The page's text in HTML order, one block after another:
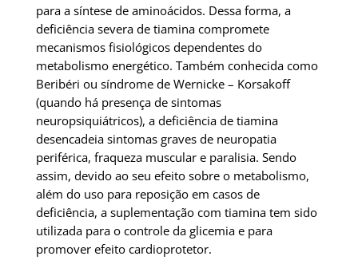
para a síntese de aminoácidos. Dessa forma, a
deficiência severa de tiamina compromete
mecanismos fisiológicos dependentes do
metabolismo energético. Também conhecida como
Beribéri ou síndrome de Wernicke – Korsakoff
(quando há presença de sintomas
neuropsiquiátricos), a deficiência de tiamina
desencadeia sintomas graves de neuropatia
periférica, fraqueza muscular e paralisia. Sendo
assim, devido ao seu efeito sobre o metabolismo,
além do uso para reposição em casos de
deficiência, a suplementação com tiamina tem sido
utilizada para o controle da glicemia e para
promover efeito cardioprotetor.